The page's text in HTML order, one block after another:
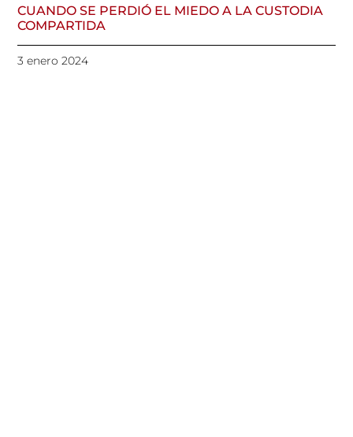
CUANDO SE PERDIÓ EL MIEDO A LA CUSTODIA
COMPARTIDA
3 enero 2024